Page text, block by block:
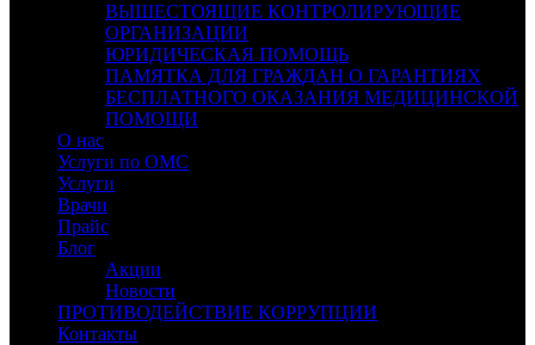
ВЫШЕСТОЯЩИЕ КОНТРОЛИРУЮЩИЕ
ОРГАНИЗАЦИИ
ЮРИДИЧЕСКАЯ ПОМОЩЬ
ПАМЯТКА ДЛЯ ГРАЖДАН О ГАРАНТИЯХ
БЕСПЛАТНОГО ОКАЗАНИЯ МЕДИЦИНСКОЙ
ПОМОЩИ
О нас
Услуги по ОМС
Услуги
Врачи
Прайс
Блог
Акции
Новости
ПРОТИВОДЕЙСТВИЕ КОРРУПЦИИ
Контакты